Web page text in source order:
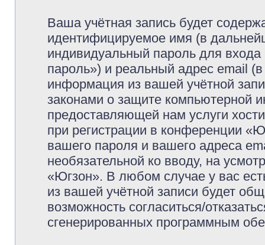
Ваша учётная запись будет
идентифицируемое имя (в
индивидуальный пароль для
пароль») и реальный адрес email
информация из вашей учётной
законами о защите компьютерной
предоставляющей нам услуги
при регистрации в конференции
вашего пароля и вашего адреса
необязательной ко вводу, на
«Югзон». В любом случае у вас
из вашей учётной записи будет
возможность согласиться/
сгенерированных программным